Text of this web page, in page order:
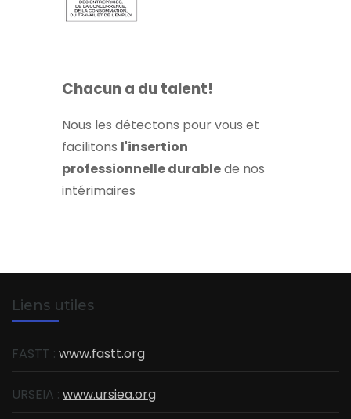
Chacun a du talent!
Nous les détectons pour vous et
facilitons l'insertion
professionnelle durablede nos
intérimaires
Liens utiles
FASTT : www.fastt.org
URSEIA : www.ursiea.org